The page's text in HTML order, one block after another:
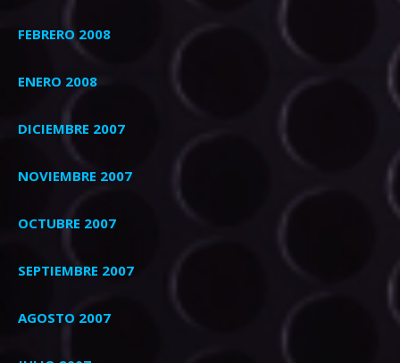
FEBRERO 2008
ENERO 2008
DICIEMBRE 2007
NOVIEMBRE 2007
OCTUBRE 2007
SEPTIEMBRE 2007
AGOSTO 2007